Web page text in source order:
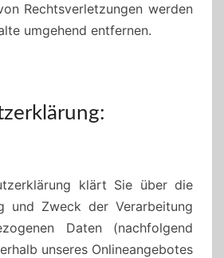
Rechtsverletzungen werden
umgehend entfernen.
klärt Sie über die
und Zweck der Verarbeitung
Daten (nachfolgend
unseres Onlineangebotes